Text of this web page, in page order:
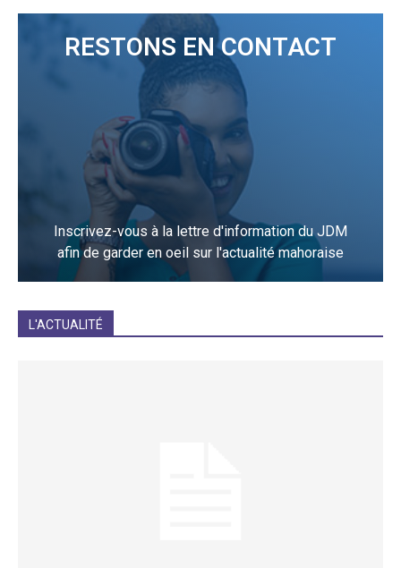
RESTONS EN CONTACT
Inscrivez-vous à la lettre d'information du JDM
afin de garder en oeil sur l'actualité mahoraise
L'ACTUALITÉ